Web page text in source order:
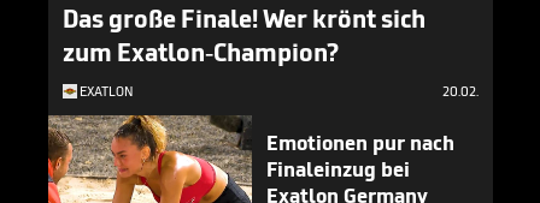
Das große Finale! Wer krönt sich
zum Exatlon-Champion?
EXATLON 20.02.
Emotionen pur nach
Finaleinzug bei
Exatlon Germany